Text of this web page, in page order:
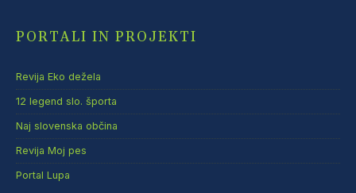
PORTALI IN PROJEKTI
Revija Eko dežela
12 legend slo. športa
Naj slovenska občina
Revija Moj pes
Portal Lupa